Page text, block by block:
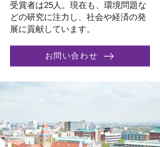
受賞者は25人。現在も、環境問題な
どの研究に注力し、社会や経済の発
展に貢献しています。
お問い合わせ